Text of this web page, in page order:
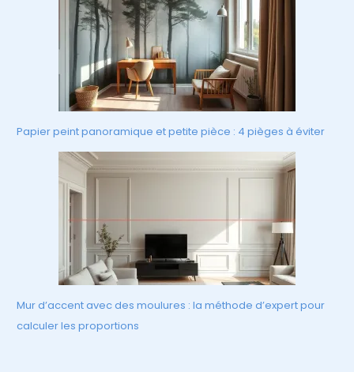
Papier peint panoramique et petite pièce : 4 pièges à éviter
Mur d’accent avec des moulures : la méthode d’expert pour
calculer les proportions